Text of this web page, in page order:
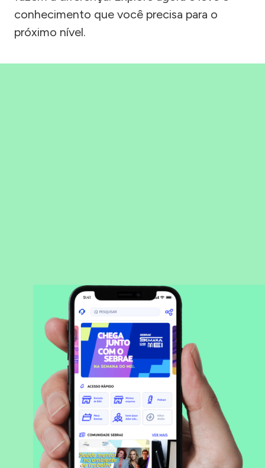
conhecimento que você precisa para o
próximo nível.